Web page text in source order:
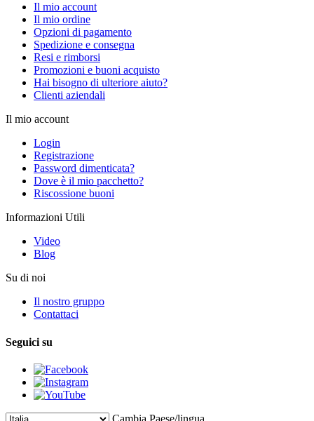
Il mio account
Il mio ordine
Opzioni di pagamento
Spedizione e consegna
Resi e rimborsi
Promozioni e buoni acquisto
Hai bisogno di ulteriore aiuto?
Clienti aziendali
Il mio account
Login
Registrazione
Password dimenticata?
Dove è il mio pacchetto?
Riscossione buoni
Informazioni Utili
Video
Blog
Su di noi
Il nostro gruppo
Contattaci
Seguici su
Cambia Paese/lingua